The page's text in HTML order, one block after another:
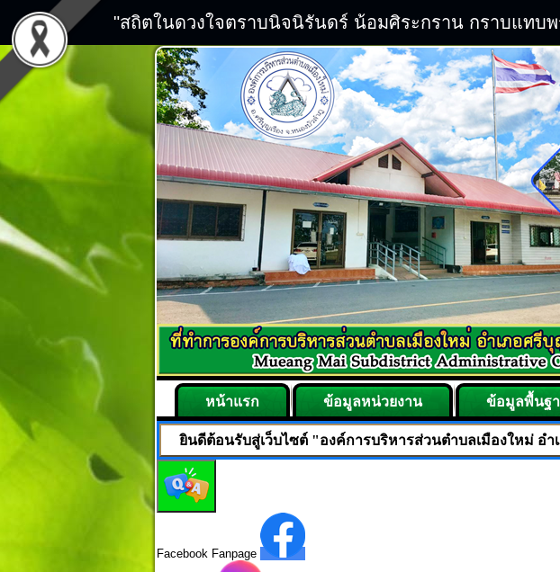
"สถิตในดวงใจตราบนิจนิรันดร์ น้อมศิระกราน กราบแท
หน้าแรก ข้อมูลหน่วยงาน ข้อมูลพื้นฐ
ยินดีต้อนรับสู่เว็บไซต์ "องค์การบริหารส่วนตำบลเมืองใหม่ อำเภอศรีบุญเรือง
Facebook Fanpage